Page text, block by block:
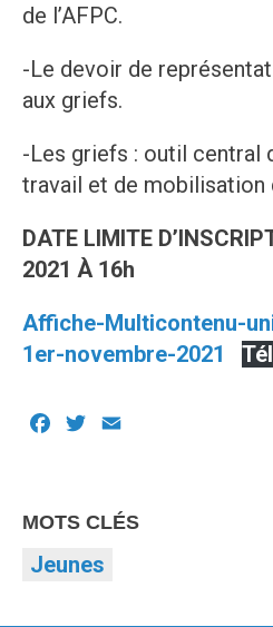
de l’AFPC.
-Le devoir de
aux griefs.
-Les griefs : outil central
travail et de mobilisation
DATE LIMITE
2021 À 16h
Affiche-Multicontenu-
1er-novembre-2021
Facebook
Twitter
MOTS CLÉS
Jeunes